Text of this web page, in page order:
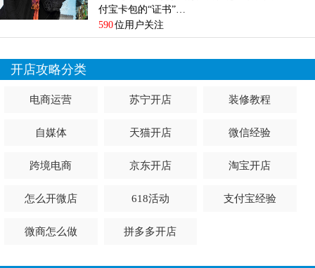
付宝卡包的“证书”…
590位用户关注
开店攻略分类
电商运营 苏宁开店 装修教程
自媒体 天猫开店 微信经验
跨境电商 京东开店 淘宝开店
怎么开微店 618活动 支付宝经验
微商怎么做 拼多多开店